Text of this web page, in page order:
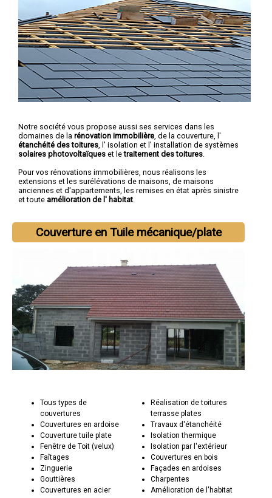
Notre société vous propose aussi ses services dans les
domaines de la rénovation immobilière , de la couverture, l'
étanchéité des toitures , l' isolation et l' installation de systèmes
solaires photovoltaïques et letraitement des toitures
Pour vos rénovations immobilières, nous réalisons les
extensions et les surélévations de maisons, de maisons
anciennes et d'appartements, les remises en état après sinistre
et toute amélioration de l' habitat
Couverture en Tuile mécanique/plate
Tous types de
couvertures
Couvertures en ardoise
Couverture tuile plate
Fenêtre de Toit (velux)
Faîtages
Zinguerie
Gouttières
Couvertures en acier
Réalisation de toitures
terrasse plates
Travaux d'étanchéité
Isolation thermique
Isolation par l'extérieur
Couvertures en bois
Façades en ardoises
Charpentes
Amélioration de l'habitat